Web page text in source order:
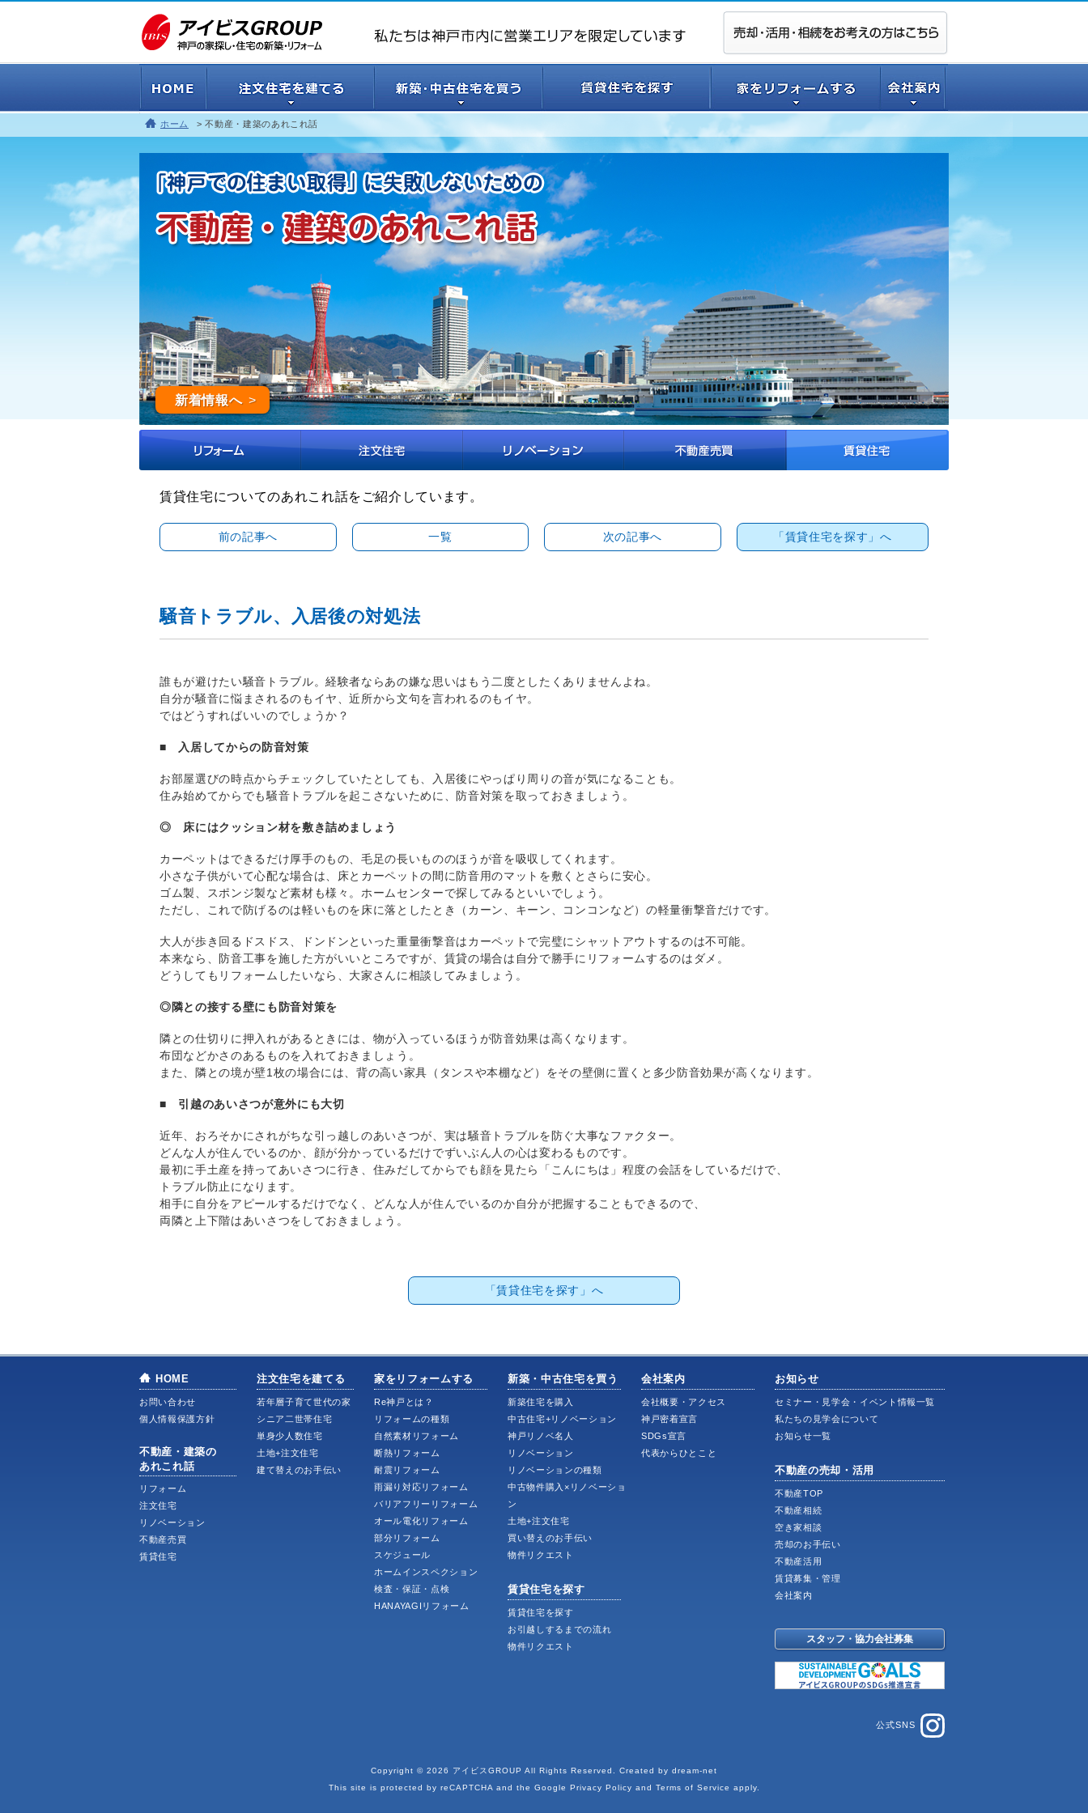
ホーム 不動産・建築のあれこれ話
新着情報へ
賃貸住宅についてのあれこれ話をご紹介しています。
前の記事へ 一覧 次の記事へ 「賃貸住宅を探す」へ
騒音トラブル、入居後の対処法
誰もが避けたい騒音トラブル。経験者ならあの嫌な思いはもう二度としたくありませんよね。
自分が騒音に悩まされるのもイヤ、近所から文句を言われるのもイヤ。
ではどうすればいいのでしょうか？
■ 入居してからの防音対策
お部屋選びの時点からチェックしていたとしても、入居後にやっぱり周りの音が気になることも。
住み始めてからでも騒音トラブルを起こさないために、防音対策を取っておきましょう。
◎ 床にはクッション材を敷き詰めましょう
カーペットはできるだけ厚手のもの、毛足の長いもののほうが音を吸収してくれます。
小さな子供がいて心配な場合は、床とカーペットの間に防音用のマットを敷くとさらに安心。
ゴム製、スポンジ製など素材も様々。ホームセンターで探してみるといいでしょう。
ただし、これで防げるのは軽いものを床に落としたとき（カーン、キーン、コンコンなど）の軽量衝撃音だけです。
大人が歩き回るドスドス、ドンドンといった重量衝撃音はカーペットで完璧にシャットアウトするのは不可能。
本来なら、防音工事を施した方がいいところですが、賃貸の場合は自分で勝手にリフォームするのはダメ。
どうしてもリフォームしたいなら、大家さんに相談してみましょう。
◎隣との接する壁にも防音対策を
隣との仕切りに押入れがあるときには、物が入っているほうが防音効果は高くなります。
布団などかさのあるものを入れておきましょう。
また、隣との境が壁1枚の場合には、背の高い家具（タンスや本棚など）をその壁側に置くと多少防音効果が高くなります。
■ 引越のあいさつが意外にも大切
近年、おろそかにされがちな引っ越しのあいさつが、実は騒音トラブルを防ぐ大事なファクター。
どんな人が住んでいるのか、顔が分かっているだけでずいぶん人の心は変わるものです。
最初に手土産を持ってあいさつに行き、住みだしてからでも顔を見たら「こんにちは」程度の会話をしているだけで、
トラブル防止になります。
相手に自分をアピールするだけでなく、どんな人が住んでいるのか自分が把握することもできるので、
両隣と上下階はあいさつをしておきましょう。
「賃貸住宅を探す」へ
HOME
お問い合わせ
個人情報保護方針
不動産・建築の
あれこれ話
リフォーム
注文住宅
リノベーション
不動産売買
賃貸住宅
注文住宅を建てる
若年層子育て世代の家
シニア二世帯住宅
単身少人数住宅
土地+注文住宅
建て替えのお手伝い
家をリフォームする
Re神戸とは？
リフォームの種類
自然素材リフォーム
断熱リフォーム
耐震リフォーム
雨漏り対応リフォーム
バリアフリーリフォーム
オール電化リフォーム
部分リフォーム
スケジュール
ホームインスペクション
検査・保証・点検
HANAYAGIリフォーム
新築・中古住宅を買う
新築住宅を購入
中古住宅+リノベーション
神戸リノベ名人
リノベーション
リノベーションの種類
中古物件購入×リノベーショ
ン
土地+注文住宅
買い替えのお手伝い
物件リクエスト
賃貸住宅を探す
賃貸住宅を探す
お引越しするまでの流れ
物件リクエスト
会社案内
会社概要・アクセス
神戸密着宣言
SDGs宣言
代表からひとこと
お知らせ
セミナー・見学会・イベント情報一覧
私たちの見学会について
お知らせ一覧
不動産の売却・活用
不動産TOP
不動産相続
空き家相談
売却のお手伝い
不動産活用
賃貸募集・管理
会社案内
スタッフ・協力会社募集
公式SNS
Copyright © 2026 アイビスGROUP All Rights Reserved. Created by dream-net
This site is protected by reCAPTCHA and the Google Privacy Policy and Terms of Service apply.